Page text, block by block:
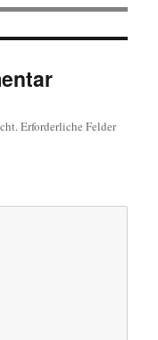
Erforderliche Felder